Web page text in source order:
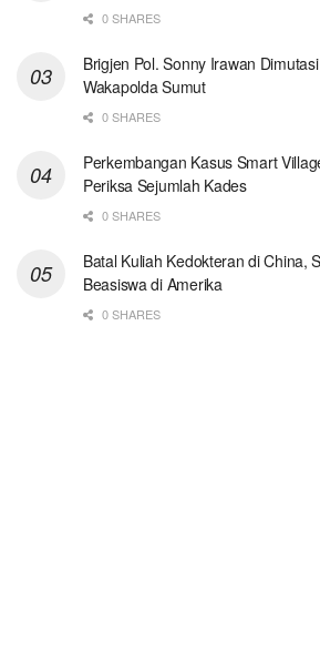
0 SHARES
Brigjen Pol. Sonny Irawan
Wakapolda Sumut
0 SHARES
Perkembangan Kasus Smart
Periksa Sejumlah Kades
0 SHARES
Batal Kuliah Kedokteran di China,
Beasiswa di Amerika
0 SHARES